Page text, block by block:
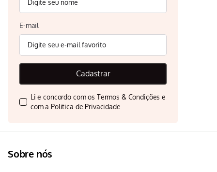
E-mail
Cadastrar
Li e concordo com os Termos & Condições e
com a Politica de Privacidade
Sobre nós